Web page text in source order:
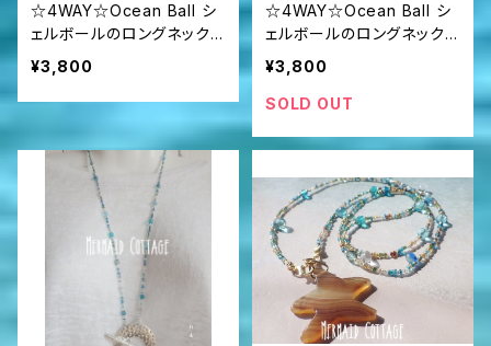
☆4WAY☆Ocean Ball シ
ェルボールのロングネックレ
ス＆グラスコード/眼鏡・マス
クホルダー
¥3,800
☆4WAY☆Ocean Ball シ
ェルボールのロングネックレ
ス＆グラスコード/眼鏡・マス
クホルダー
¥3,800
SOLD OUT